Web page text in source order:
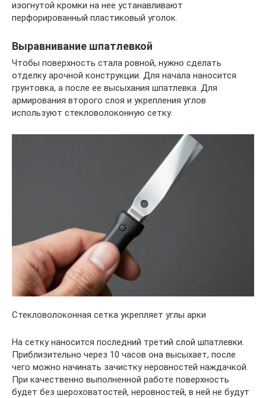
изогнутой кромки на нее устанавливают
перфорированный пластиковый уголок.
Выравнивание шпатлевкой
Чтобы поверхность стала ровной, нужно сделать
отделку арочной конструкции. Для начала наносится
грунтовка, а после ее высыхания шпатлевка. Для
армирования второго слоя и укрепления углов
используют стекловолоконную сетку.
Стекловолоконная сетка укрепляет углы арки
На сетку наносится последний третий слой шпатлевки.
Приблизительно через 10 часов она высыхает, после
чего можно начинать зачистку неровностей наждачкой.
При качественно выполненной работе поверхность
будет без шероховатостей, неровностей, в ней не будут